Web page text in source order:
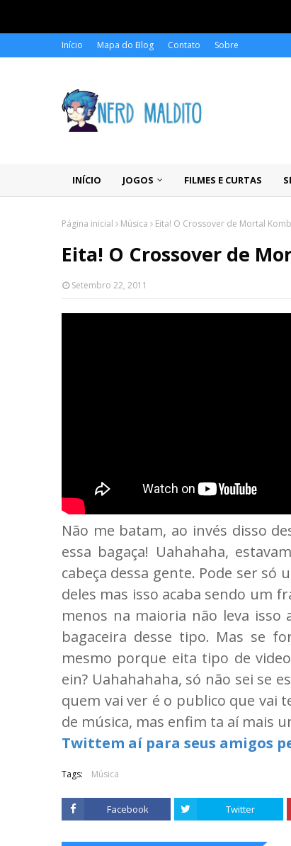
Início Mapa do Blog Contato Sobre
INÍCIO JOGOS FILMES E CURTAS
Página inicial Música Eita! O Crossover de Mortal
Eita! O Crossover de
Setembro 22, 2011
Não me batam, ao invés disso
essa bagaça! Uahahaha,
cabeça dessa gente. Pode ser
deles mas isso acaba sendo um
menos na maioria não leva
bagaceira desse tipo. Mas se
mesmo porque eita tipo de
ein? Uahahahaha, só não sei se
quem vai ver é o publico que vai
de música, mas enfim ta aí mais
Twittem aí para seus amigos
Tags: Música
Facebook Twitter